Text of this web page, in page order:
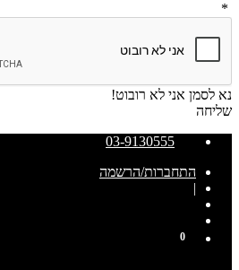
*
נא לסמן אני לא רובוט!
שליחה
03-9130555
התחברות/הרשמה
|
0